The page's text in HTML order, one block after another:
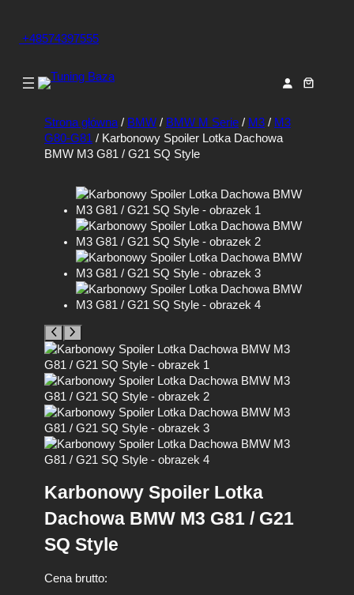
+48574397555
Strona główna / BMW / BMW M Serie / M3 / M3
G80-G81 / Karbonowy Spoiler Lotka Dachowa
BMW M3 G81 / G21 SQ Style
Karbonowy Spoiler Lotka
Dachowa BMW M3 G81 / G21
SQ Style
Cena brutto: